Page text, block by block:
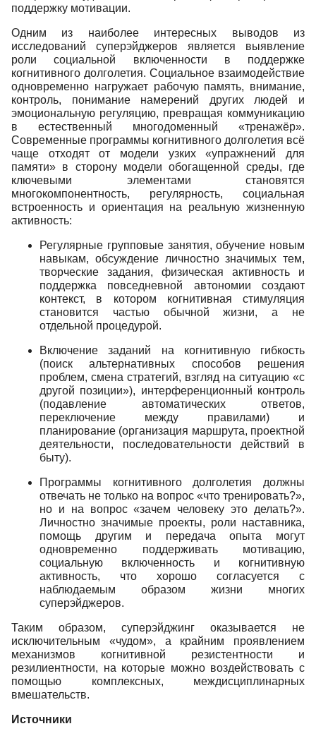
поддержку мотивации.
Одним из наиболее интересных выводов из
исследований суперэйджеров является выявление
роли социальной включенности в поддержке
когнитивного долголетия. Социальное взаимодействие
одновременно нагружает рабочую память, внимание,
контроль, понимание намерений других людей и
эмоциональную регуляцию, превращая коммуникацию
в естественный многодоменный «тренажёр».
Современные программы когнитивного долголетия всё
чаще отходят от модели узких «упражнений для
памяти» в сторону модели обогащенной среды, где
ключевыми элементами становятся
многокомпонентность, регулярность, социальная
встроенность и ориентация на реальную жизненную
активность:
Регулярные групповые занятия, обучение новым
навыкам, обсуждение личностно значимых тем,
творческие задания, физическая активность и
поддержка повседневной автономии создают
контекст, в котором когнитивная стимуляция
становится частью обычной жизни, а не
отдельной процедурой.
Включение заданий на когнитивную гибкость
(поиск альтернативных способов решения
проблем, смена стратегий, взгляд на ситуацию «с
другой позиции»), интерференционный контроль
(подавление автоматических ответов,
переключение между правилами) и
планирование (организация маршрута, проектной
деятельности, последовательности действий в
быту).
Программы когнитивного долголетия должны
отвечать не только на вопрос «что тренировать?»,
но и на вопрос «зачем человеку это делать?».
Личностно значимые проекты, роли наставника,
помощь другим и передача опыта могут
одновременно поддерживать мотивацию,
социальную включенность и когнитивную
активность, что хорошо согласуется с
наблюдаемым образом жизни многих
суперэйджеров.
Таким образом, суперэйджинг оказывается не
исключительным «чудом», а крайним проявлением
механизмов когнитивной резистентности и
резилиентности, на которые можно воздействовать с
помощью комплексных, междисциплинарных
вмешательств.
Источники